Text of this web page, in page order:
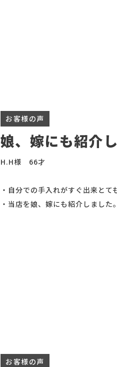
お客様の声
娘、嫁にも紹介し
H.H様 66才
・自分での手入れがすぐ出来とて
・当店を娘、嫁にも紹介しました。
お客様の声